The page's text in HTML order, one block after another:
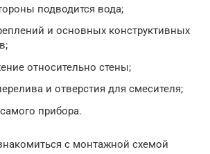
подводится вода;
и основных конструктивных
относительно стены;
и отверстия для смесителя;
прибора.
с монтажной схемой